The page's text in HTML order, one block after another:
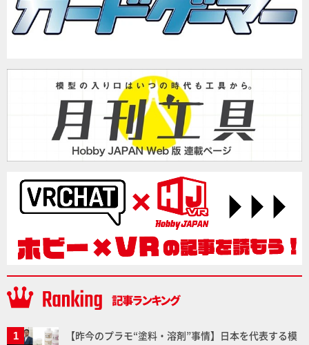
【昨今のプラモ“塗料・溶剤”事情】日本を代表する模